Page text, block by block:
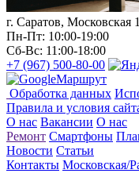
г. Саратов, Московская
Пн-Пт: 10:00-19:00
Сб-Вс: 11:00-18:00
+7 (967) 500-80-00
Маршрут
Обработка данных
Правила и условия
О нас Вакансии О нас
Ремонт Смартфоны
Новости Статьи
Контакты Московская/